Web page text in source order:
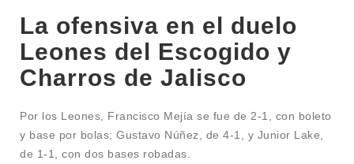
La ofensiva en el duelo
Leones del Escogido y
Charros de Jalisco
Por los Leones, Francisco Mejía se fue de 2-1, con boleto
y base por bolas; Gustavo Núñez, de 4-1, y Junior Lake,
de 1-1, con dos bases robadas.